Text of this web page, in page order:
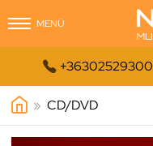
MENÜ
 +36302529300
» CD/DVD